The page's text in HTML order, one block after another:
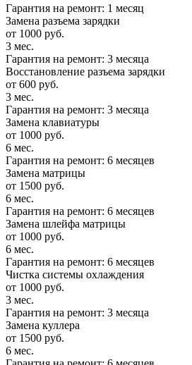
Гарантия на ремонт: 1 месяц
Замена разъема зарядки
от 1000 руб.
3 мес.
Гарантия на ремонт: 3 месяца
Восстановление разъема зарядки
от 600 руб.
3 мес.
Гарантия на ремонт: 3 месяца
Замена клавиатуры
от 1000 руб.
6 мес.
Гарантия на ремонт: 6 месяцев
Замена матрицы
от 1500 руб.
6 мес.
Гарантия на ремонт: 6 месяцев
Замена шлейфа матрицы
от 1000 руб.
6 мес.
Гарантия на ремонт: 6 месяцев
Чистка системы охлаждения
от 1000 руб.
3 мес.
Гарантия на ремонт: 3 месяца
Замена куллера
от 1500 руб.
6 мес.